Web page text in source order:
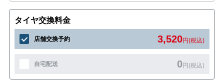
タイヤ交換料金
店舗交換予約 3,520円(税込)
自宅配送 0円(税込)